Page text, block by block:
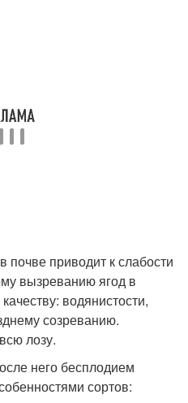
почве приводит к слабости
вызреванию ягод в
водянистости,
созреванию.
лозу.
него бесплодием
сортов: